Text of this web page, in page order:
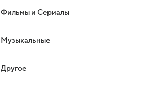
Фильмы и Сериалы
Музыкальные
Другое